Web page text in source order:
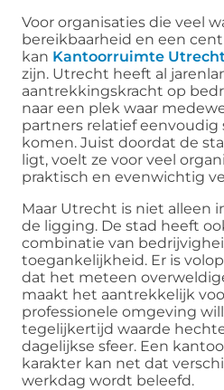
Voor organisaties die veel
bereikbaarheid en een
kan Kantoorruimte
zijn. Utrecht heeft al
aantrekkingskracht op
naar een plek waar
partners relatief
komen. Juist doordat de
ligt, voelt ze voor veel
praktisch en evenwichtig
Maar Utrecht is niet alleen
de ligging. De stad heeft
combinatie van
toegankelijkheid. Er is
dat het meteen
maakt het aantrekkelijk
professionele omgeving
tegelijkertijd waarde
dagelijkse sfeer. Een
karakter kan net dat
werkdag wordt beleefd.